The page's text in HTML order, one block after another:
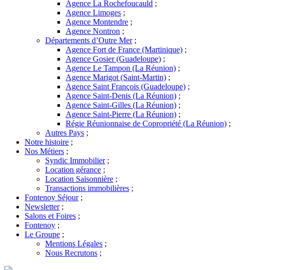
Agence La Rochefoucauld ;
Agence Limoges ;
Agence Montendre ;
Agence Nontron ;
Départements d’Outre Mer;
Agence Fort de France (Martinique) ;
Agence Gosier (Guadeloupe) ;
Agence Le Tampon (La Réunion) ;
Agence Marigot (Saint-Martin) ;
Agence Saint François (Guadeloupe) ;
Agence Saint-Denis (La Réunion) ;
Agence Saint-Gilles (La Réunion) ;
Agence Saint-Pierre (La Réunion) ;
Régie Réunionnaise de Copropriété (La Réunion) ;
Autres Pays ;
Notre histoire ;
Nos Métiers ;
Syndic Immobilier;
Location gérance ;
Location Saisonnière ;
Transactions immobilières ;
Fontenoy Séjour;
Newsletter;
Salons et Foires ;
Fontenoy ;
Le Groupe ;
Mentions Légales ;
Nous Recrutons ;